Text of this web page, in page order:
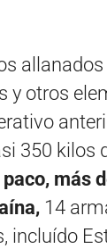
y otros
350 kilos
más
14
incluído